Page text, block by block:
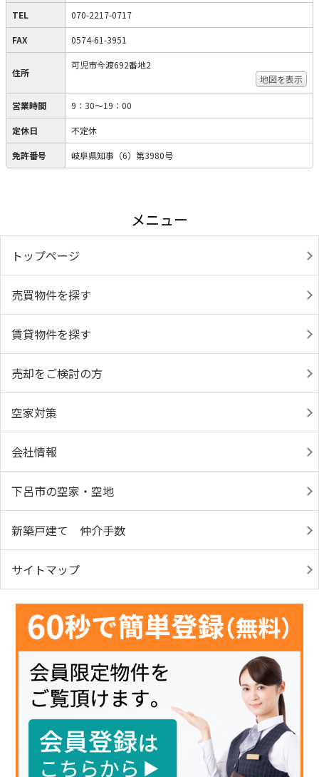
TEL 070-2217-0717
FAX 0574-61-3951
住所
可児市今渡692番地2
地図を表示
営業時間 9：30～19：00
定休日 不定休
免許番号 岐阜県知事（6）第3980号
メニュー
トップページ
売買物件を探す
賃貸物件を探す
売却をご検討の方
空家対策
会社情報
下呂市の空家・空地
新築戸建て 仲介手数
サイトマップ